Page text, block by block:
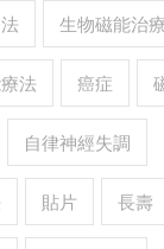
生物磁能治療
法 癌症
自律神經失調
貼片 長壽